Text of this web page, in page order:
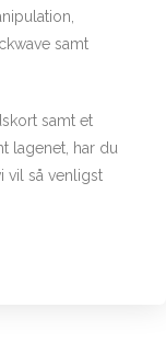
samt
samt et
lagenet, har du
vil så venligst